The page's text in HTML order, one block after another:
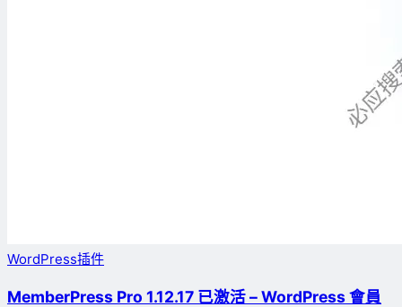
WordPress插件
MemberPress Pro 1.12.17 已激活 – WordPress 會員